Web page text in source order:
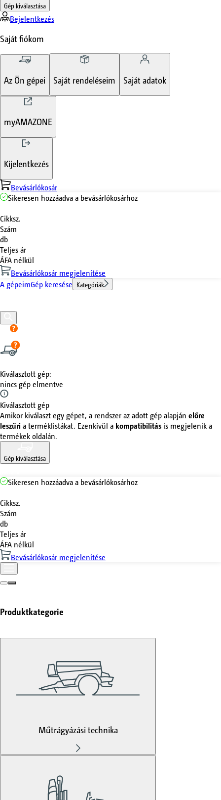
Gép kiválasztása
Bejelentkezés
Saját fiókom
Az Ön gépei Saját rendeléseim Saját adatok
myAMAZONE
Kijelentkezés
Bevásárlókosár
Sikeresen hozzáadva a bevásárlókosárhoz
Cikksz.
Szám
db
Teljes ár
ÁFA nélkül
Bevásárlókosár megjelenítése
A gépeimGép keresése Kategóriák
Kiválasztott gép:
nincs gép elmentve
Kiválasztott gép
Amikor kiválaszt egy gépet, a rendszer az adott gép alapján előre
leszűria terméklistákat. Ezenkívül a kompatibilitás is megjelenik a
termékek oldalán.
Gép kiválasztása
Sikeresen hozzáadva a bevásárlókosárhoz
Cikksz.
Szám
db
Teljes ár
ÁFA nélkül
Bevásárlókosár megjelenítése
Produktkategorie
Műtrágyázási technika